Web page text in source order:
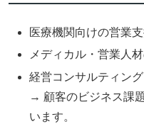
医療機関向けの営業支
メディカル・営業人
経営コンサルティン
→ 顧客のビジネス課
います。